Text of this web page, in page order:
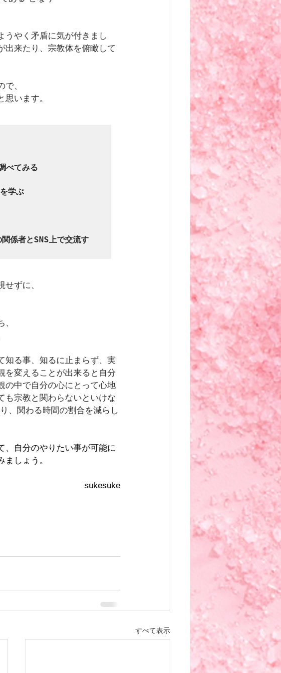
うやく矛盾に気が付きまし
出来たり、宗教体を俯瞰して
、
います。
べてみる
学ぶ
係者とSNS上で交流す
ずに、
知る事、知るに止まらず、実
を変えることが出来ると自分
の中で自分の心にとって心地
も宗教と関わらないといけな
、関わる時間の割合を減らし
、自分のやりたい事が可能に
しょう。
sukesuke
すべて表示